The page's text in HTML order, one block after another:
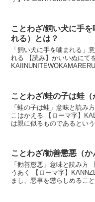
ことわざ/飼い犬に手
れる）とは？
「飼い犬に手を噛まれる」意味と読み方 【表
れる 【読み】かいいぬにて
KAIINUNITEWOKAMARERU 【意味】 思いがけずに裏切られたり、
ことわざ/蛙の子は蛙
「蛙の子は蛙」意味と読み方 【表記】蛙の子は蛙 【読み】かえるの
こはかえる 【ローマ字】
は親に似るものであるとい
ことわざ/勧善懲悪（
「勧善懲悪」意味と読み方 【表記】勧善懲悪 【読み】かんぜんちょ
うあく 【ローマ字】
まし、悪事を懲らしめること。 説明 芝居などで、最終的に